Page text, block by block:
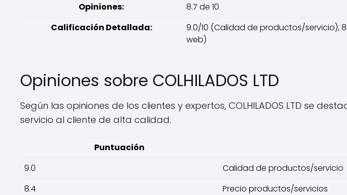
Opiniones:
8.7 de 10
Calificación Detallada:
9.0/10 (Calidad de productos/servicio),
web)
Opiniones sobre COLHILADOS LTD
Según las opiniones de los clientes y expertos, COLHILADOS LTD se
servicio al cliente de alta calidad.
Puntuación
9.0
Calidad de productos/servicio
8.4
Precio productos/servicios